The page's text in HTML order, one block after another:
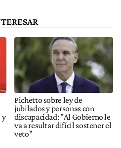
y
Pichetto sobre ley de
jubilados y personas con
discapacidad: "Al Gobierno le
va a resultar difícil sostener el
veto"